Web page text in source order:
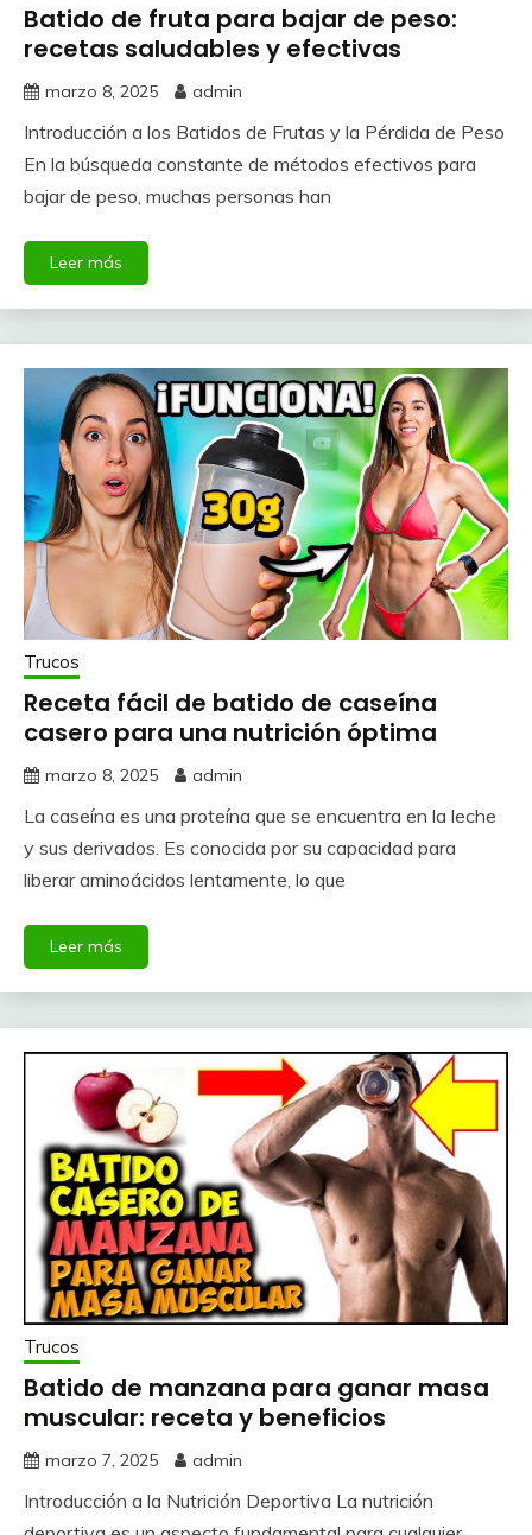
Batido de fruta para bajar de peso:
recetas saludables y efectivas
marzo 8, 2025 admin
Introducción a los Batidos de Frutas y la Pérdida de Peso
En la búsqueda constante de métodos efectivos para
bajar de peso, muchas personas han
Leer más
Trucos
Receta fácil de batido de caseína
casero para una nutrición óptima
marzo 8, 2025 admin
La caseína es una proteína que se encuentra en la leche
y sus derivados. Es conocida por su capacidad para
liberar aminoácidos lentamente, lo que
Leer más
Trucos
Batido de manzana para ganar masa
muscular: receta y beneficios
marzo 7, 2025 admin
Introducción a la Nutrición Deportiva La nutrición